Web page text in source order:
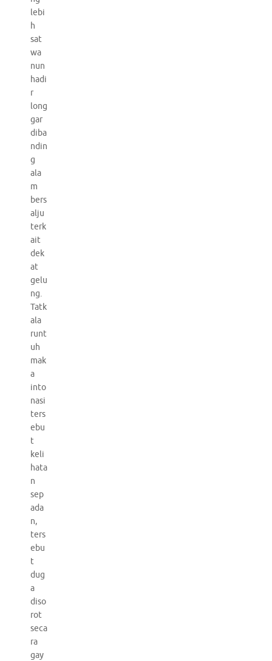
lebi
h
sat
wa
nun
hadi
r
long
gar
diba
ndin
g
ala
m
bers
alju
terk
ait
dek
at
gelu
ng.
Tatk
ala
runt
uh
mak
a
into
nasi
ters
ebu
t
keli
hata
n
sep
ada
n,
ters
ebu
t
dug
a
diso
rot
seca
ra
gay